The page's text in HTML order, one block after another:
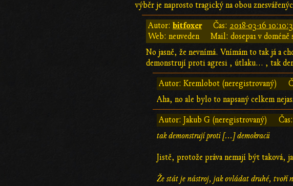
výběr je naprosto tragický na obou
Autor:bitfoxer Čas: 2018-03-16
Web: neuveden
Mail: dosepa1 v doméně
No jasně, že nevnímá. Vnímám to tak já a
demonstrují proti agresi , útlaku... , tak
Autor: Kremlobot (neregistrovaný)
Aha, no ale bylo to napsaný celkem
Autor: Jakub G (neregistrovaný) Čas:
tak demonstrují proti [...] demokracii
Jistě, protože práva nemají být
Že stát je nástroj, jak ovládat druhé, tvoří